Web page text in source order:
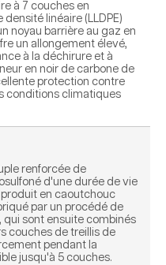
à 7 couches en
linéaire (LLDPE)
noyau barrière au gaz en
un allongement élevé,
à la déchirure et à
en noir de carbone de
protection contre
conditions climatiques
renforcée de
d'une durée de vie
produit en caoutchouc
par un procédé de
qui sont ensuite combinés
couches de treillis de
pendant la
jusqu'à 5 couches.